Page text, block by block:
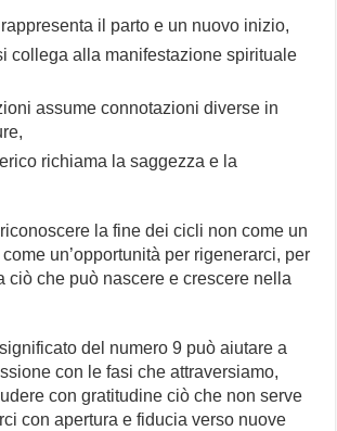
il parto e un nuovo inizio,
collega alla manifestazione spirituale
assume connotazioni diverse in
richiama la saggezza e la
riconoscere la fine dei cicli non come un
un’opportunità per rigenerarci, per
ciò che può nascere e crescere nella
del numero 9 può aiutare a
con le fasi che attraversiamo,
con gratitudine ciò che non serve
con apertura e fiducia verso nuove